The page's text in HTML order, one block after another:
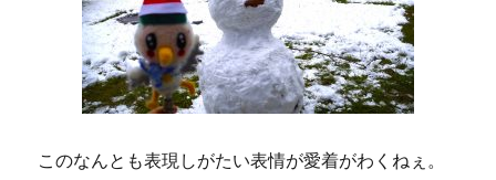
このなんとも表現しがたい表情が愛着がわくねぇ。